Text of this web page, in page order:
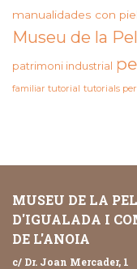
manualidades con piel
Museu de la
patrimoni industrial
familiar tutorial tutorials
MUSEU DE LA
D'IGUALADA I
DE L'ANOIA
c/ Dr. Joan Mercader, 1